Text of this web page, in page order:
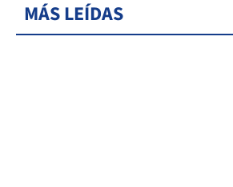
MÁS LEÍDAS